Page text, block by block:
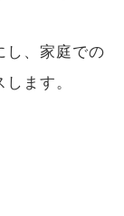
し、家庭での
ます。